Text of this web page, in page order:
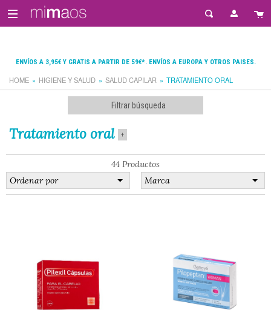
ENVÍOS A 3,95€ Y GRATIS A PARTIR DE 59€*. ENVÍOS A EUROPA Y OTROS PAISES.
HOME HIGIENE Y SALUD SALUD CAPILAR TRATAMIENTO ORAL
Filtrar búsqueda
Tratamiento oral +
44 Productos